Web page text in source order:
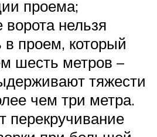
проема;
нельзя
в проем, который
шесть метров –
тяжести
чем три метра.
перекручивание